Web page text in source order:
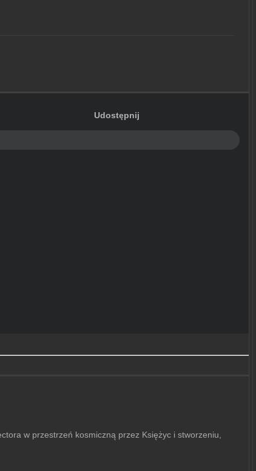
Udostępnij
w przestrzeń kosmiczną przez Księżyc i stworzeniu,